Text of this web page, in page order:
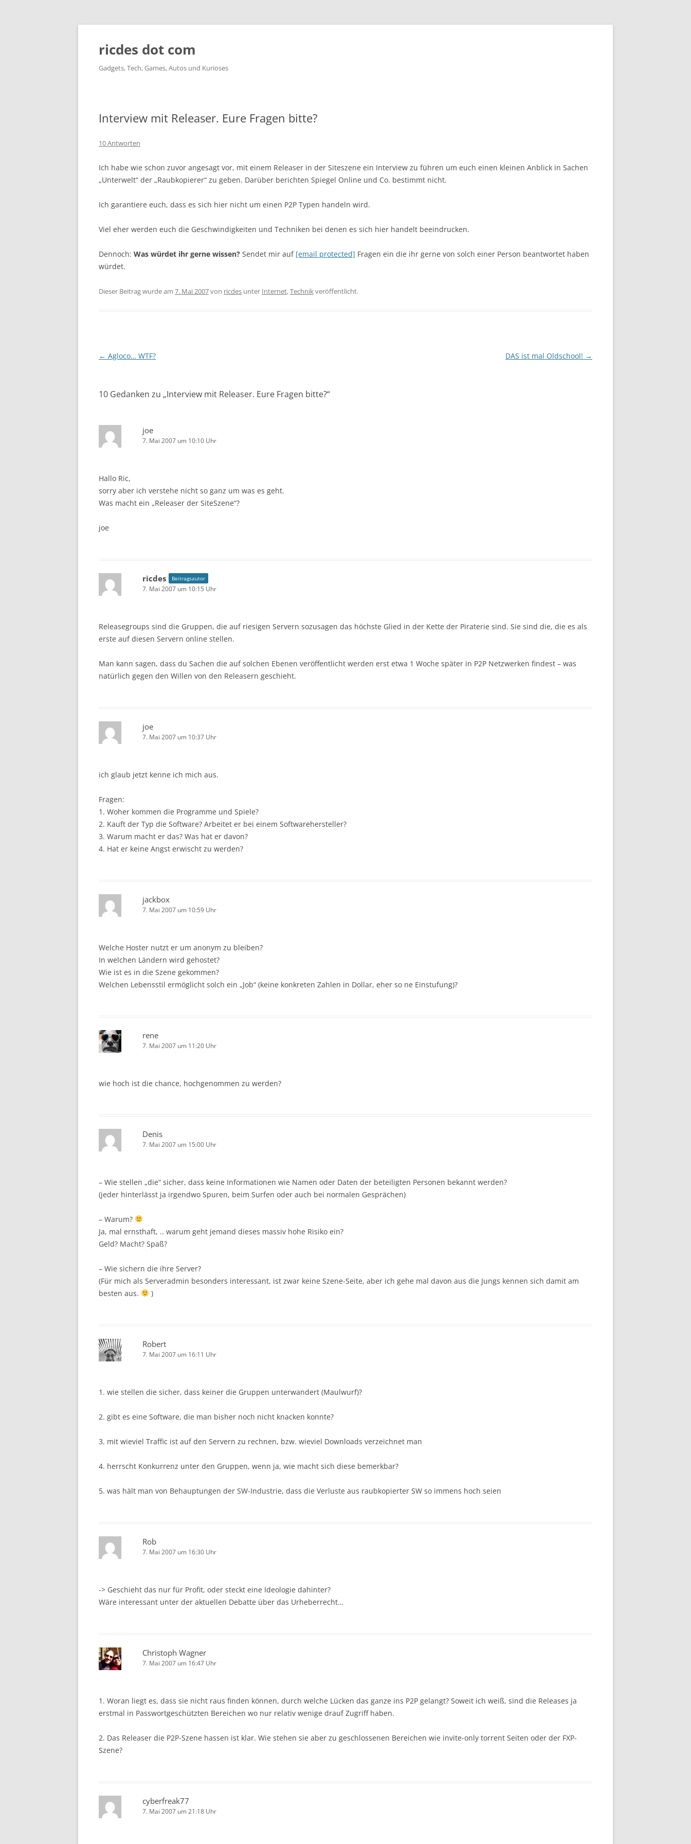
ricdes dot com
Gadgets, Tech, Games, Autos und Kurioses
Interview mit Releaser. Eure Fragen bitte?
10 Antworten
Ich habe wie schon zuvor angesagt vor, mit einem Releaser in der Siteszene ein Interview zu führen um euch einen kleinen Anblick in Sachen
„Unterwelt“ der „Raubkopierer“ zu geben. Darüber berichten Spiegel Online und Co. bestimmt nicht.
Ich garantiere euch, dass es sich hier nicht um einen P2P Typen handeln wird.
Viel eher werden euch die Geschwindigkeiten und Techniken bei denen es sich hier handelt beeindrucken.
Dennoch: Was würdet ihr gerne wissen? Sendet mir auf [email protected] Fragen ein die ihr gerne von solch einer Person beantwortet haben
würdet.
Dieser Beitrag wurde am 7. Mai 2007von ricdes unter Internet,Technikveröffentlicht.
Beitragsnavigation
← Agloco… WTF? DAS ist mal Oldschool! →
10 Gedanken zu „Interview mit Releaser. Eure Fragen bitte?“
joe
7. Mai 2007 um 10:10 Uhr
Hallo Ric,
sorry aber ich verstehe nicht so ganz um was es geht.
Was macht ein „Releaser der SiteSzene“?
joe
ricdes Beitragsautor
7. Mai 2007 um 10:15 Uhr
Releasegroups sind die Gruppen, die auf riesigen Servern sozusagen das höchste Glied in der Kette der Piraterie sind. Sie sind die, die es als
erste auf diesen Servern online stellen.
Man kann sagen, dass du Sachen die auf solchen Ebenen veröffentlicht werden erst etwa 1 Woche später in P2P Netzwerken findest – was
natürlich gegen den Willen von den Releasern geschieht.
joe
7. Mai 2007 um 10:37 Uhr
ich glaub jetzt kenne ich mich aus.
Fragen:
1. Woher kommen die Programme und Spiele?
2. Kauft der Typ die Software? Arbeitet er bei einem Softwarehersteller?
3. Warum macht er das? Was hat er davon?
4. Hat er keine Angst erwischt zu werden?
jackbox
7. Mai 2007 um 10:59 Uhr
Welche Hoster nutzt er um anonym zu bleiben?
In welchen Ländern wird gehostet?
Wie ist es in die Szene gekommen?
Welchen Lebensstil ermöglicht solch ein „Job“ (keine konkreten Zahlen in Dollar, eher so ne Einstufung)?
rene
7. Mai 2007 um 11:20 Uhr
wie hoch ist die chance, hochgenommen zu werden?
Denis
7. Mai 2007 um 15:00 Uhr
– Wie stellen „die“ sicher, dass keine Informationen wie Namen oder Daten der beteiligten Personen bekannt werden?
(jeder hinterlässt ja irgendwo Spuren, beim Surfen oder auch bei normalen Gesprächen)
– Warum?
Ja, mal ernsthaft, .. warum geht jemand dieses massiv hohe Risiko ein?
Geld? Macht? Spaß?
– Wie sichern die ihre Server?
(Für mich als Serveradmin besonders interessant, ist zwar keine Szene-Seite, aber ich gehe mal davon aus die Jungs kennen sich damit am
besten aus.
)
Robert
7. Mai 2007 um 16:11 Uhr
1. wie stellen die sicher, dass keiner die Gruppen unterwandert (Maulwurf)?
2. gibt es eine Software, die man bisher noch nicht knacken konnte?
3. mit wieviel Traffic ist auf den Servern zu rechnen, bzw. wieviel Downloads verzeichnet man
4. herrscht Konkurrenz unter den Gruppen, wenn ja, wie macht sich diese bemerkbar?
5. was hält man von Behauptungen der SW-Industrie, dass die Verluste aus raubkopierter SW so immens hoch seien
Rob
7. Mai 2007 um 16:30 Uhr
-> Geschieht das nur für Profit, oder steckt eine Ideologie dahinter?
Wäre interessant unter der aktuellen Debatte über das Urheberrecht…
Christoph Wagner
7. Mai 2007 um 16:47 Uhr
1. Woran liegt es, dass sie nicht raus finden können, durch welche Lücken das ganze ins P2P gelangt? Soweit ich weiß, sind die Releases ja
erstmal in Passwortgeschützten Bereichen wo nur relativ wenige drauf Zugriff haben.
2. Das Releaser die P2P-Szene hassen ist klar. Wie stehen sie aber zu geschlossenen Bereichen wie invite-only torrent Seiten oder der FXP-
Szene?
cyberfreak77
7. Mai 2007 um 21:18 Uhr